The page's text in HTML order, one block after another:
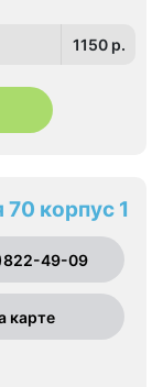
1150 p.
корпус 1
49-09
карте